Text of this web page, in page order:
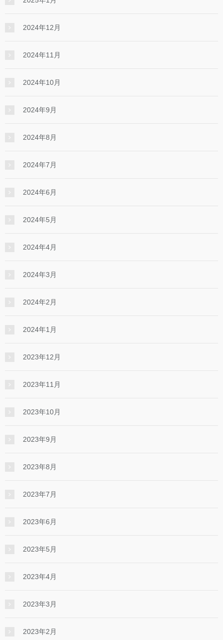
2024年12月
2024年11月
2024年10月
2024年9月
2024年8月
2024年7月
2024年6月
2024年5月
2024年4月
2024年3月
2024年2月
2024年1月
2023年12月
2023年11月
2023年10月
2023年9月
2023年8月
2023年7月
2023年6月
2023年5月
2023年4月
2023年3月
2023年2月